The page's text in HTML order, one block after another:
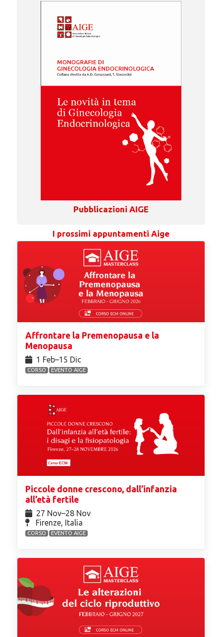
Pubblicazioni AIGE
I prossimi appuntamenti Aige
Affrontare la Premenopausa e la
Menopausa
1 Feb⁠–15 Dic
CORSO EVENTO AIGE
Piccole donne crescono, dall’infanzia
all’età fertile
27 Nov⁠–28 Nov
Firenze, Italia
CORSO EVENTO AIGE